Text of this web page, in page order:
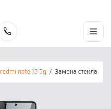
redmi note 13 5g / Замена стекла